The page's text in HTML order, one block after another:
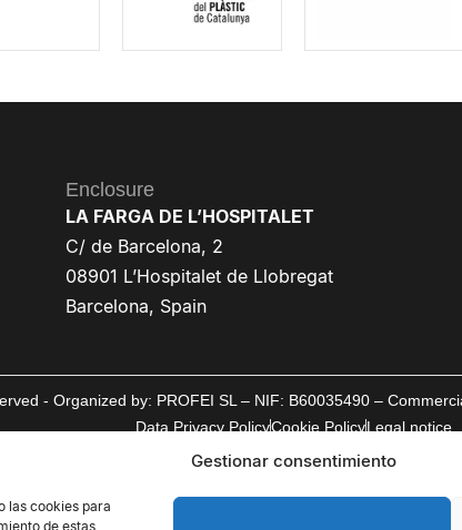
Gestionar consentimiento
las cookies para
de estas
Enclosure
LA FARGA DE L’HOSPITALET
C/ de Barcelona, 2
08901 L’Hospitalet de Llobregat
Barcelona, Spain
- Organized by: PROFEI SL – NIF: B60035490 –
Data Privacy PolicyCookie PolicyLegal notice